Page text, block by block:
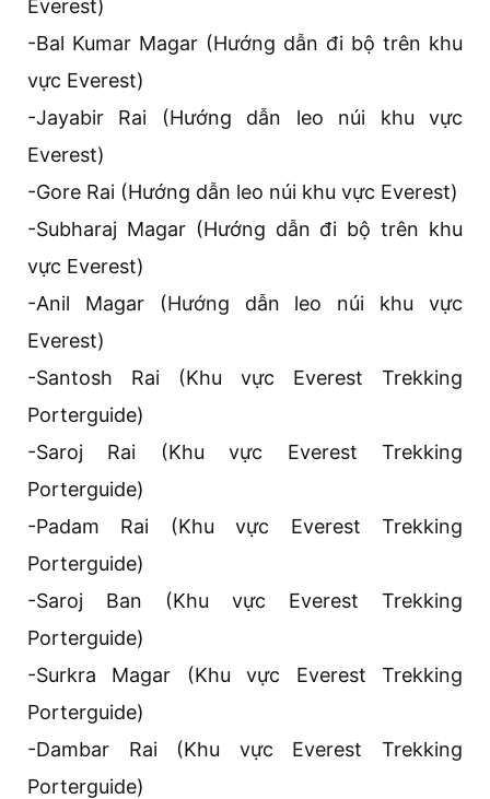
Everest)
-Bal Kumar Magar (Hướng dẫn đi bộ trên khu
vực Everest)
-Jayabir Rai (Hướng dẫn leo núi khu vực
Everest)
-Gore Rai (Hướng dẫn leo núi khu vực Everest)
-Subharaj Magar (Hướng dẫn đi bộ trên khu
vực Everest)
-Anil Magar (Hướng dẫn leo núi khu vực
Everest)
-Santosh Rai (Khu vực Everest Trekking
Porterguide)
-Saroj Rai (Khu vực Everest Trekking
Porterguide)
-Padam Rai (Khu vực Everest Trekking
Porterguide)
-Saroj Ban (Khu vực Everest Trekking
Porterguide)
-Surkra Magar (Khu vực Everest Trekking
Porterguide)
-Dambar Rai (Khu vực Everest Trekking
Porterguide)